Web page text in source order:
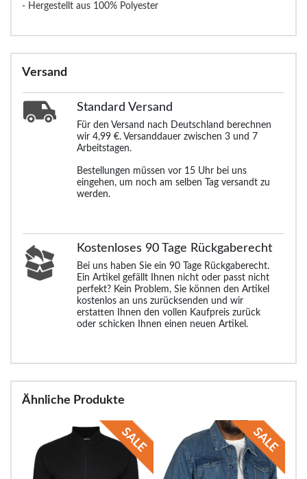
- Hergestellt aus 100% Polyester
Versand
Standard Versand
Für den Versand nach Deutschland berechnen
wir 4,99 €. Versanddauer zwischen 3 und 7
Arbeitstagen.
Bestellungen müssen vor 15 Uhr bei uns
eingehen, um noch am selben Tag versandt zu
werden.
Kostenloses 90 Tage Rückgaberecht
Bei uns haben Sie ein 90 Tage Rückgaberecht.
Ein Artikel gefällt Ihnen nicht oder passt nicht
perfekt? Kein Problem, Sie können den Artikel
kostenlos an uns zurücksenden und wir
erstatten Ihnen den vollen Kaufpreis zurück
oder schicken Ihnen einen neuen Artikel.
Ähnliche Produkte